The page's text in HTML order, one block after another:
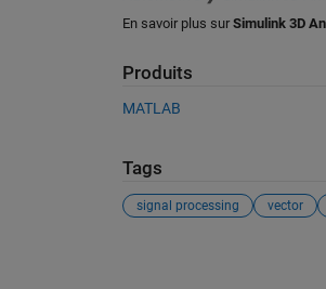
En savoir plus sur Simulink 3D
Produits
MATLAB
Tags
signal processing vector